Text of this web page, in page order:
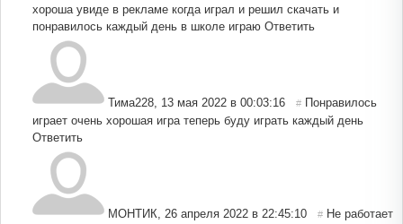
хороша увиде в рекламе когда играл и решил скачать и
понравилось каждый день в школе играю Ответить
Тима228, 13 мая 2022 в 00:03:16 # Понравилось
играет очень хорошая игра теперь буду играть каждый день
Ответить
МОНТИК, 26 апреля 2022 в 22:45:10 # Не работает